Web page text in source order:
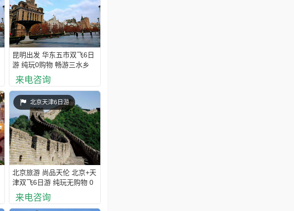
昆明出发 华东五市双飞6日
游 纯玩0购物 畅游三水乡
来电咨询
北京天津6日游
北京旅游 尚品天伦 北京+天
津双飞6日游 纯玩无购物 0
自费0购物0景交 云南成团
上领队
来电咨询